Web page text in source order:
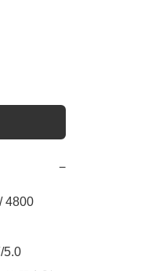
−
4800
5.0